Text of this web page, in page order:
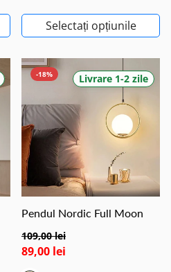
Selectați opțiunile
Livrare 1-2 zile
-18%
Pendul Nordic Full Moon
109,00 lei
89,00 lei